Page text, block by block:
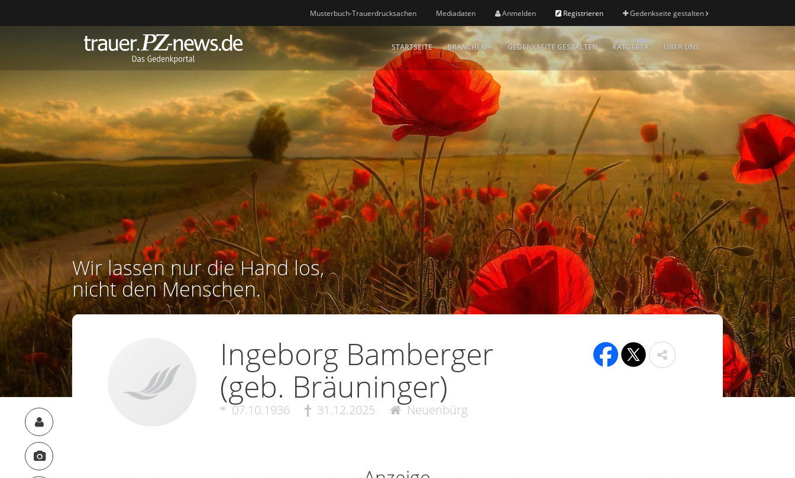
Musterbuch-Trauerdrucksachen Mediadaten Anmelden Registrieren Gedenkseite gestalten
STARTSEITE BRANCHEN GEDENKSEITE GESTALTEN RATGEBER ÜBER UNS
Wir lassen nur die Hand los,
nicht den Menschen.
Ingeborg Bamberger
(geb. Bräuninger)
07.10.1936 31.12.2025 Neuenbürg